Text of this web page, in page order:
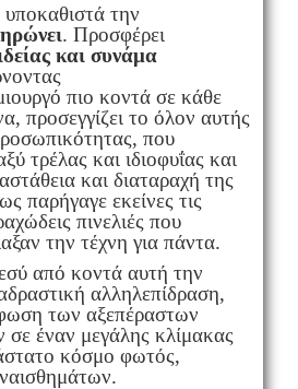
την
. Προσφέρει
και συνάμα
πιο κοντά σε κάθε
προσεγγίζει το όλον αυτής
που
τρέλας και ιδιοφυΐας και
και διαταραχή της
παρήγαγε εκείνες τις
πινελιές που
την τέχνη για πάντα.
από κοντά αυτή την
αλληλεπίδραση,
των αξεπέραστων
σε έναν μεγάλης κλίμακας
κόσμο φωτός,